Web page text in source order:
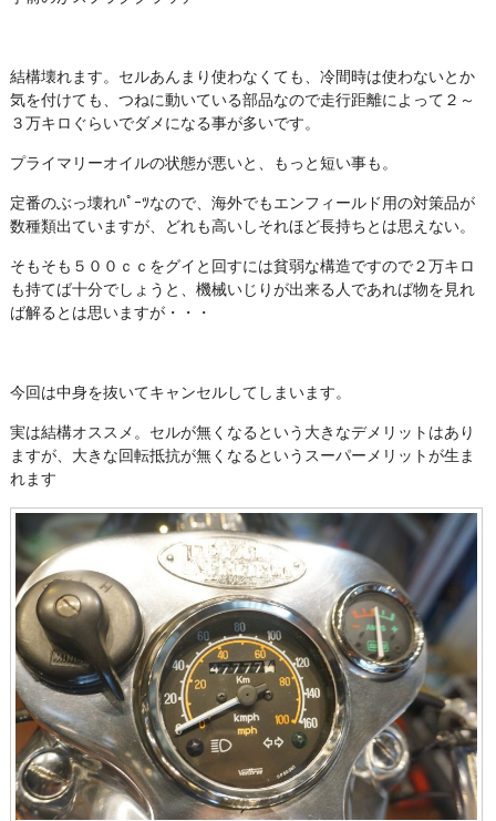
結構壊れます。セルあんまり使わなくても、冷間時は使わないとか
気を付けても、つねに動いている部品なので走行距離によって２～
３万キロぐらいでダメになる事が多いです。
プライマリーオイルの状態が悪いと、もっと短い事も。
定番のぶっ壊れﾊﾟｰﾂなので、海外でもエンフィールド用の対策品が
数種類出ていますが、どれも高いしそれほど長持ちとは思えない。
そもそも５００ｃｃをグイと回すには貧弱な構造ですので２万キロ
も持てば十分でしょうと、機械いじりが出来る人であれば物を見れ
ば解るとは思いますが・・・
今回は中身を抜いてキャンセルしてしまいます。
実は結構オススメ。セルが無くなるという大きなデメリットはあり
ますが、大きな回転抵抗が無くなるというスーパーメリットが生ま
れます